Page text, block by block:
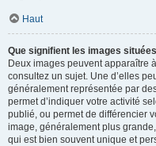
Haut
Que signifient les images
Deux images peuvent apparaître
consultez un sujet. Une d’elles
généralement représentée par
permet d’indiquer votre activité
publié, ou permet de différencier
image, généralement plus
qui est bien souvent unique et